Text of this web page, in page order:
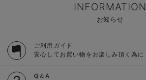
INFORMATION
お知らせ
ご利用ガイド
安心してお買い物をお楽しみ頂く為に
Q＆A